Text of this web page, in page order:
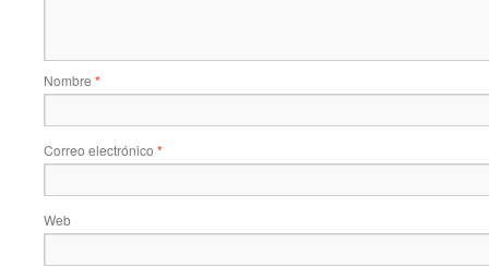
Nombre *
Correo electrónico *
Web